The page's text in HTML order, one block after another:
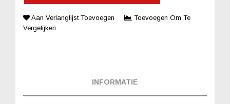
Aan Verlanglijst Toevoegen
Toevoegen Om Te
Vergelijken
INFORMATIE